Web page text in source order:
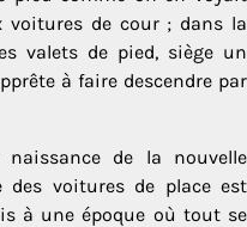
de cour ; dans la
valets de pied, siège un
à faire descendre par
de la nouvelle
des voitures de place est
à une époque où tout se